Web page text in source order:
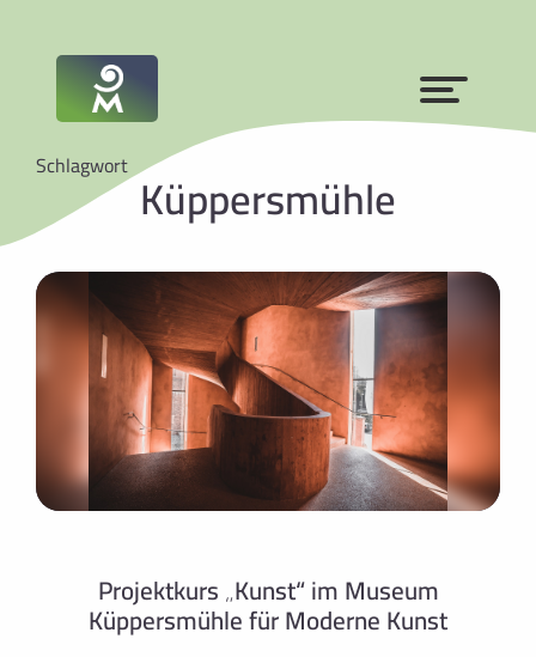
Schlagwort Küppersmühle
Projektkurs „Kunst“ im Museum
Küppersmühle für Moderne Kunst